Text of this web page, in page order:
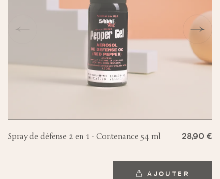
Spray de défense 2 en 1 - Contenance 54 ml 28,90 €
AJOUTER